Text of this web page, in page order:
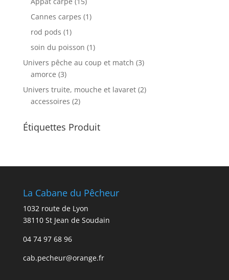
Cannes carpes (1)
rod pods (1)
soin du poisson (1)
Univers pêche au coup et match (3)
amorce (3)
Univers truite, mouche et lavaret (2)
accessoires (2)
Étiquettes Produit
La Cabane du Pêcheur
1032 route de Lyon
38110 St Jean de Soudain
04 74 97 68 96
cab.pecheur@orange.fr